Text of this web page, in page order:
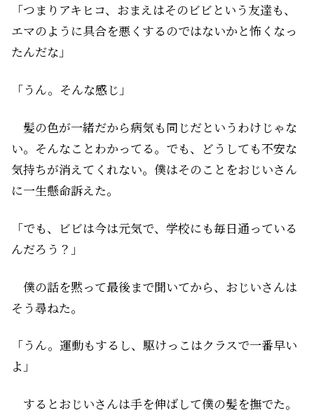
「つまりアキヒコ、おまえはそのビビという友達も、
エマのように具合を悪くするのではないかと怖くなっ
たんだな」
「うん。そんな感じ」
髪の色が一緒だから病気も同じだというわけじゃな
い。そんなことわかってる。でも、どうしても不安な
気持ちが消えてくれない。僕はそのことをおじいさん
に一生懸命訴えた。
「でも、ビビは今は元気で、学校にも毎日通っている
んだろう？」
僕の話を黙って最後まで聞いてから、おじいさんは
そう尋ねた。
「うん。運動もするし、駆けっこはクラスで一番早い
よ」
するとおじいさんは手を伸ばして僕の髪を撫でた。